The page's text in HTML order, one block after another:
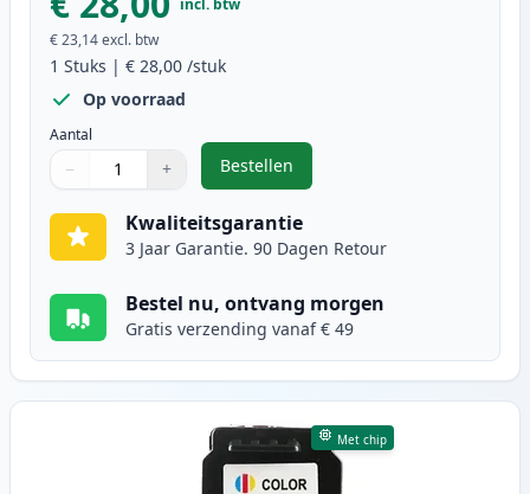
incl. btw
€ 23,14excl. btw
1 Stuks | € 28,00 /stuk
Op voorraad
Aantal
Gebruik de knoppen om aan te passen
− +
1
Bestellen
,Canon PG-545XL inktcartridge
Kwaliteitsgarantie
3 Jaar Garantie. 90 Dagen Retour
Bestel nu, ontvang morgen
Gratis verzending vanaf € 49
Met chip